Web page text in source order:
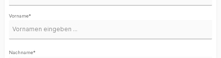
Vorname*
Nachname*